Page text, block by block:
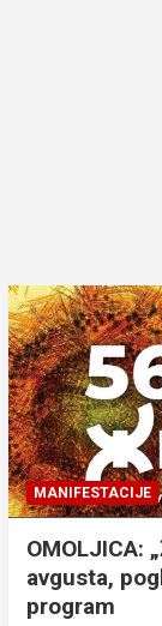
MANIFESTACIJE
OMOLJICA:
avgusta,
program